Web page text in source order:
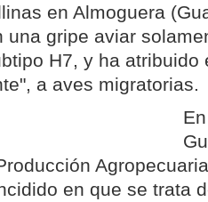
en Almoguera
una gripe aviar
H7, y ha atribuido
a aves migratorias.
en que se trata